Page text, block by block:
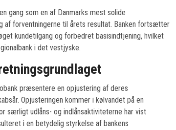
gang som en af Danmarks mest solide
af forventningerne til årets resultat. Banken fortsætter
kundetilgang og forbedret basisindtjening, hvilket
i det vestjyske.
præsentere en opjustering af deres
Opjusteringen kommer i kølvandet på en
særligt udlåns- og indlånsaktiviteterne har vist
i en betydelig styrkelse af bankens